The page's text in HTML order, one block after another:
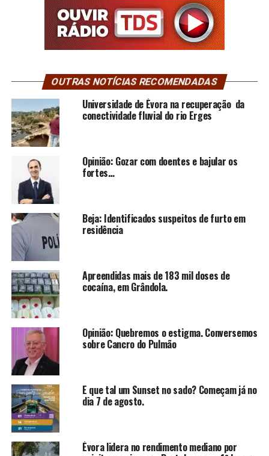
OUTRAS NOTÍCIAS RECOMENDADAS
Universidade de Évora na recuperação da
conectividade fluvial do rio Erges
Opinião: Gozar com doentes e bajular os
fortes…
Beja: Identificados suspeitos de furto em
residência
Apreendidas mais de 183 mil doses de
cocaína, em Grândola.
Opinião: Quebremos o estigma. Conversemos
sobre Cancro do Pulmão
E que tal um Sunset no sado? Começam já no
dia 7 de agosto.
Évora lidera no rendimento mediano por